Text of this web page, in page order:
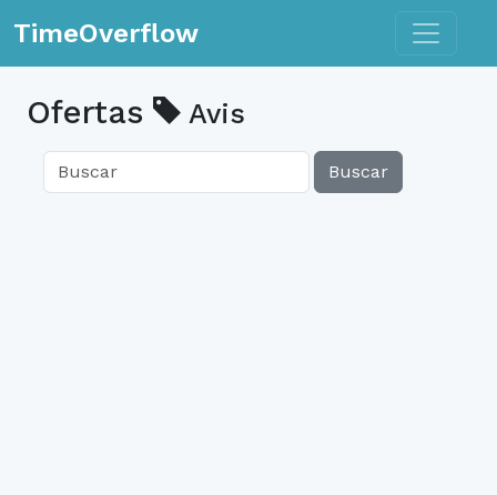
TimeOverflow Toggle
Ofertas Avis
Buscar